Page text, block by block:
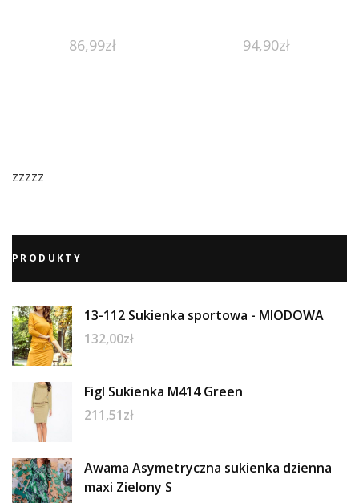
86,99zł 94,90zł
zzzzz
PRODUKTY
13-112 Sukienka sportowa - MIODOWA
132,00zł
Figl Sukienka M414 Green
211,51zł
Awama Asymetryczna sukienka dzienna
maxi Zielony S